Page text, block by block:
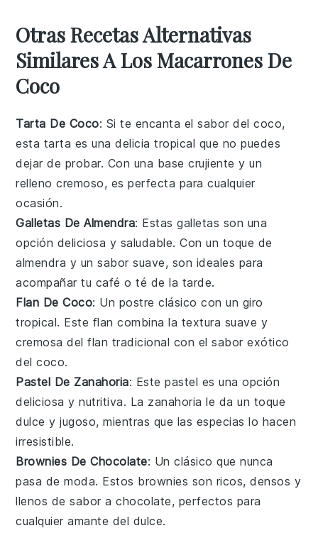
Otras Recetas Alternativas
Similares A Los Macarrones De
Coco
Tarta De Coco: Si te encanta el sabor delcoco,
esta tarta es una delicia tropical que no puedes
dejar de probar. Con una base crujiente y un
relleno cremoso, es perfecta para cualquier
ocasión.
Galletas De Almendra: Estas galletas son una
opción deliciosa y saludable. Con un toque de
almendra y un sabor suave, son ideales para
acompañar tu café o té de la tarde.
Flan De Coco: Un postre clásico con un giro
tropical. Este flan combina la textura suave y
cremosa delflan tradicional con el sabor exótico
delcoco.
Pastel De Zanahoria: Este pastel es una opción
deliciosa y nutritiva. La zanahoria le da un toque
dulce y jugoso, mientras que las especias lo hacen
irresistible.
Brownies De Chocolate: Un clásico que nunca
pasa de moda. Estos brownies son ricos, densos y
llenos de sabor achocolate, perfectos para
cualquier amante del dulce.